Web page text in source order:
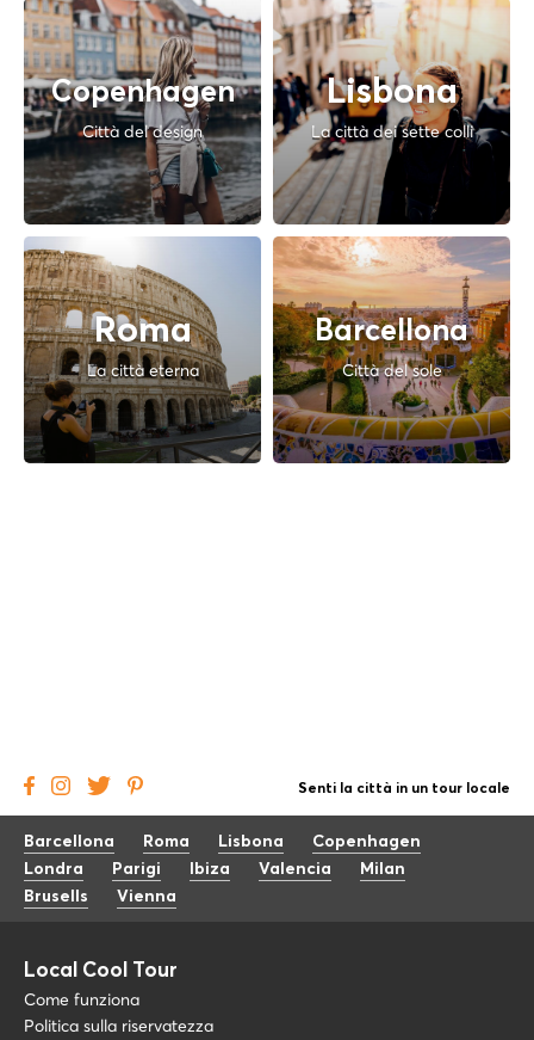
Copenhagen
Città del design
Lisbona
La città dei sette colli
Roma
La città eterna
Barcellona
Città del sole
Senti la città in un tour locale
Barcellona Roma Lisbona
Copenhagen
Londra
Parigi Ibiza Valencia
Milan
Brusells
Vienna
Local Cool Tour
Come funziona
Politica sulla riservatezza